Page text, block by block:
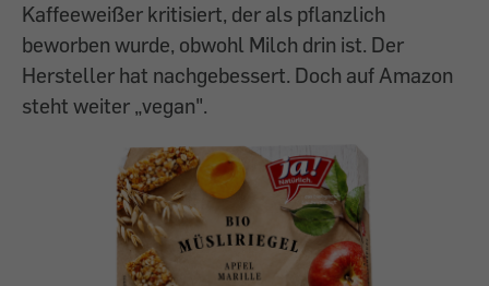
Kaffeeweißer kritisiert, der als pflanzlich
beworben wurde, obwohl Milch drin ist. Der
Hersteller hat nachgebessert. Doch auf Amazon
steht weiter „vegan".